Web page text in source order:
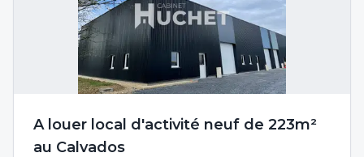
A louer local d'activité neuf de 223m²
au Calvados